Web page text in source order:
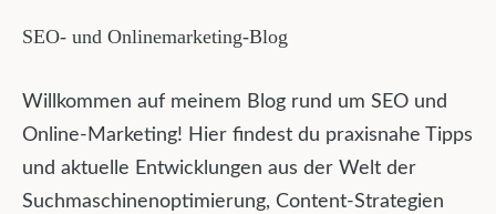
SEO- und Onlinemarketing-Blog
Willkommen auf meinem Blog rund um SEO und
Online-Marketing! Hier findest du praxisnahe Tipps
und aktuelle Entwicklungen aus der Welt der
Suchmaschinenoptimierung, Content-Strategien